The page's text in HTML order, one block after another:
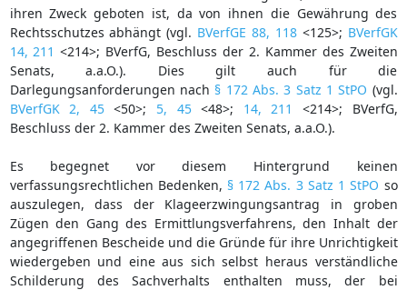
ihren Zweck geboten ist, da von ihnen die Gewährung des
Rechtsschutzes abhängt (vgl. BVerfGE 88, 118<125>; BVerfGK
14, 211 <214>; BVerfG, Beschluss der 2. Kammer des Zweiten
Senats, a.a.O.). Dies gilt auch für die
Darlegungsanforderungen nach § 172 Abs. 3 Satz 1 StPO (vgl.
BVerfGK 2, 45<50>; 5, 45<48>; 14, 211
<214>; BVerfG,
Beschluss der 2. Kammer des Zweiten Senats, a.a.O.).
Es begegnet vor diesem Hintergrund keinen
verfassungsrechtlichen Bedenken, § 172 Abs. 3 Satz 1 StPO so
auszulegen, dass der Klageerzwingungsantrag in groben
Zügen den Gang des Ermittlungsverfahrens, den Inhalt der
angegriffenen Bescheide und die Gründe für ihre Unrichtigkeit
wiedergeben und eine aus sich selbst heraus verständliche
Schilderung des Sachverhalts enthalten muss, der bei